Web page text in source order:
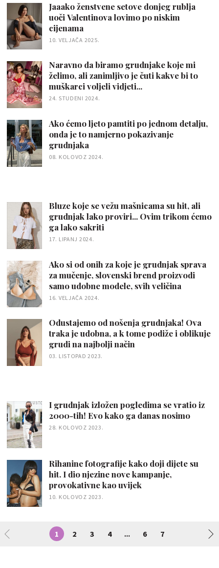
Jaaako ženstvene setove donjeg rublja
uoči Valentinova lovimo po niskim
cijenama
10. VELJAČA 2025.
Naravno da biramo grudnjake koje mi
želimo, ali zanimljivo je čuti kakve bi to
muškarci voljeli vidjeti...
24. STUDENI 2024.
Ako ćemo ljeto pamtiti po jednom detalju,
onda je to namjerno pokazivanje
grudnjaka
08. KOLOVOZ 2024.
Bluze koje se vežu mašnicama su hit, ali
grudnjak lako proviri... Ovim trikom ćemo
ga lako sakriti
17. LIPANJ 2024.
Ako si od onih za koje je grudnjak sprava
za mučenje, slovenski brend proizvodi
samo udobne modele, svih veličina
16. VELJAČA 2024.
Odustajemo od nošenja grudnjaka! Ova
traka je udobna, a k tome podiže i oblikuje
grudi na najbolji način
03. LISTOPAD 2023.
I grudnjak izložen pogledima se vratio iz
2000-tih! Evo kako ga danas nosimo
28. KOLOVOZ 2023.
Rihanine fotografije kako doji dijete su
hit. I dio njezine nove kampanje,
provokativne kao uvijek
10. KOLOVOZ 2023.
1 2 3 4 ... 6 7